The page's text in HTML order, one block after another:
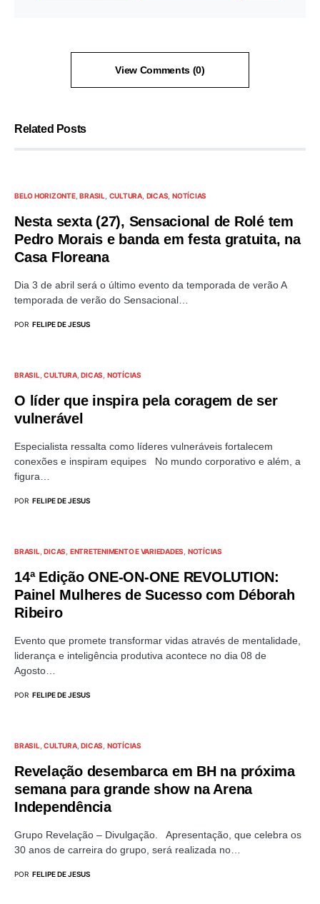
View Comments (0)
Related Posts
BELO HORIZONTE BRASIL CULTURA DICAS NOTÍCIAS
Nesta sexta (27), Sensacional de Rolé tem
Pedro Morais e banda em festa gratuita, na
Casa Floreana
Dia 3 de abril será o último evento da temporada de verão A
temporada de verão do Sensacional…
POR FELIPE DE JESUS
BRASIL CULTURA DICAS NOTÍCIAS
O líder que inspira pela coragem de ser
vulnerável
Especialista ressalta como líderes vulneráveis fortalecem
conexões e inspiram equipes No mundo corporativo e além, a
figura…
POR FELIPE DE JESUS
BRASIL DICAS ENTRETENIMENTO E VARIEDADES NOTÍCIAS
14ª Edição ONE-ON-ONE REVOLUTION:
Painel Mulheres de Sucesso com Déborah
Ribeiro
Evento que promete transformar vidas através de mentalidade,
liderança e inteligência produtiva acontece no dia 08 de
Agosto…
POR FELIPE DE JESUS
BRASIL CULTURA DICAS NOTÍCIAS
Revelação desembarca em BH na próxima
semana para grande show na Arena
Independência
Grupo Revelação – Divulgação. Apresentação, que celebra os
30 anos de carreira do grupo, será realizada no…
POR FELIPE DE JESUS